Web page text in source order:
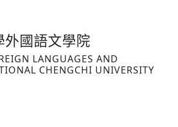
外國語文學院
LANGUAGES AND
CHENGCHI UNIVERSITY